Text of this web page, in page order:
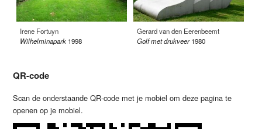
Irene Fortuyn
Wilhelminapark 1998
Gerard van den Eerenbeemt
Golf met drukveer 1980
QR-code
Scan de onderstaande QR-code met je mobiel om deze pagina te
openen op je mobiel.